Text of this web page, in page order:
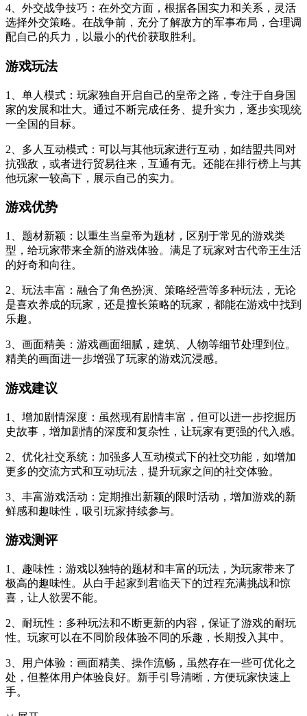
4、外交战争技巧：在外交方面，根据各国实力和关系，灵活
选择外交策略。在战争前，充分了解敌方的军事布局，合理调
配自己的兵力，以最小的代价获取胜利。
游戏玩法
1、单人模式：玩家独自开启自己的皇帝之路，专注于自身国
家的发展和壮大。通过不断完成任务、提升实力，逐步实现统
一全国的目标。
2、多人互动模式：可以与其他玩家进行互动，如结盟共同对
抗强敌，或者进行贸易往来，互通有无。还能在排行榜上与其
他玩家一较高下，展示自己的实力。
游戏优势
1、题材新颖：以重生当皇帝为题材，区别于常见的游戏类
型，给玩家带来全新的游戏体验。满足了玩家对古代帝王生活
的好奇和向往。
2、玩法丰富：融合了角色扮演、策略经营等多种玩法，无论
是喜欢养成的玩家，还是擅长策略的玩家，都能在游戏中找到
乐趣。
3、画面精美：游戏画面细腻，建筑、人物等细节处理到位。
精美的画面进一步增强了玩家的游戏沉浸感。
游戏建议
1、增加剧情深度：虽然现有剧情丰富，但可以进一步挖掘历
史故事，增加剧情的深度和复杂性，让玩家有更强的代入感。
2、优化社交系统：加强多人互动模式下的社交功能，如增加
更多的交流方式和互动玩法，提升玩家之间的社交体验。
3、丰富游戏活动：定期推出新颖的限时活动，增加游戏的新
鲜感和趣味性，吸引玩家持续参与。
游戏测评
1、趣味性：游戏以独特的题材和丰富的玩法，为玩家带来了
极高的趣味性。从白手起家到君临天下的过程充满挑战和惊
喜，让人欲罢不能。
2、耐玩性：多种玩法和不断更新的内容，保证了游戏的耐玩
性。玩家可以在不同阶段体验不同的乐趣，长期投入其中。
3、用户体验：画面精美、操作流畅，虽然存在一些可优化之
处，但整体用户体验良好。新手引导清晰，方便玩家快速上
手。